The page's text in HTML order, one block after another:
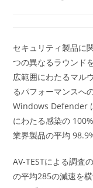
セキュリティ製品に
つの異なるラウンド
広範囲にわたるマル
るパフォーマンスへ
Windows Defender
にわたる感染の
業界製品の平均
AV-TESTによる調査
の平均285の減速を